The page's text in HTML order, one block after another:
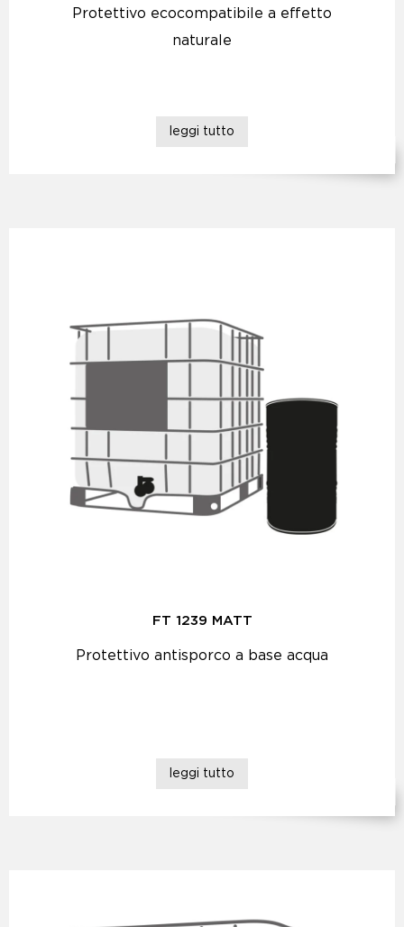
Protettivo ecocompatibile a effetto
naturale
leggi tutto
FT 1239 MATT
Protettivo antisporco a base acqua
leggi tutto